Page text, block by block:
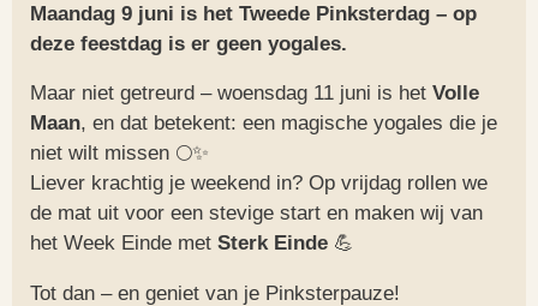
Maandag 9 juni is het Tweede Pinksterdag – op
deze feestdag is er geen yogales.
Maar niet getreurd – woensdag 11 juni is het Volle
Maan, en dat betekent: een magische yogales die je
niet wilt missen 🌕✨
Liever krachtig je weekend in? Op vrijdag rollen we
de mat uit voor een stevige start en maken wij van
het Week Einde met Sterk Einde 💪
Tot dan – en geniet van je Pinksterpauze!